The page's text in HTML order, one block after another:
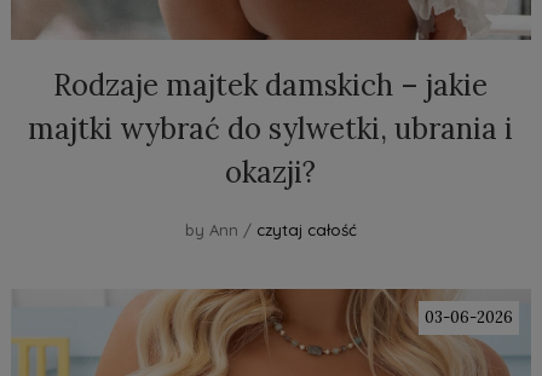
Rodzaje majtek damskich – jakie
majtki wybrać do sylwetki, ubrania i
okazji?
by Ann / czytaj całość
03-06-2026